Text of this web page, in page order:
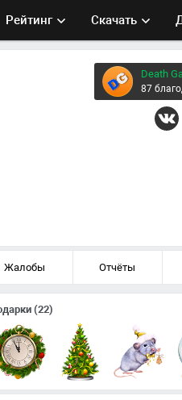
Рейтинг Скачать
Death
87
Жалобы Отчёты
(22)